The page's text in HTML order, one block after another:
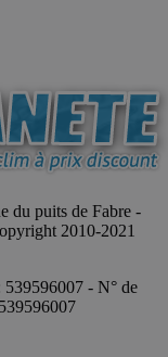
du puits de Fabre -
2010-2021
- N° de